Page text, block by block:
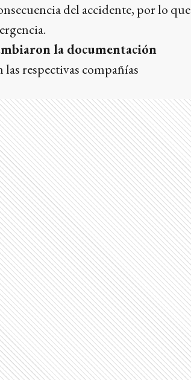
del accidente, por lo que
la documentación
las respectivas compañías